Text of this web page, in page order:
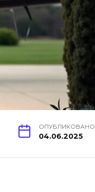
ОПУБЛИКОВАНО
04.06.2025